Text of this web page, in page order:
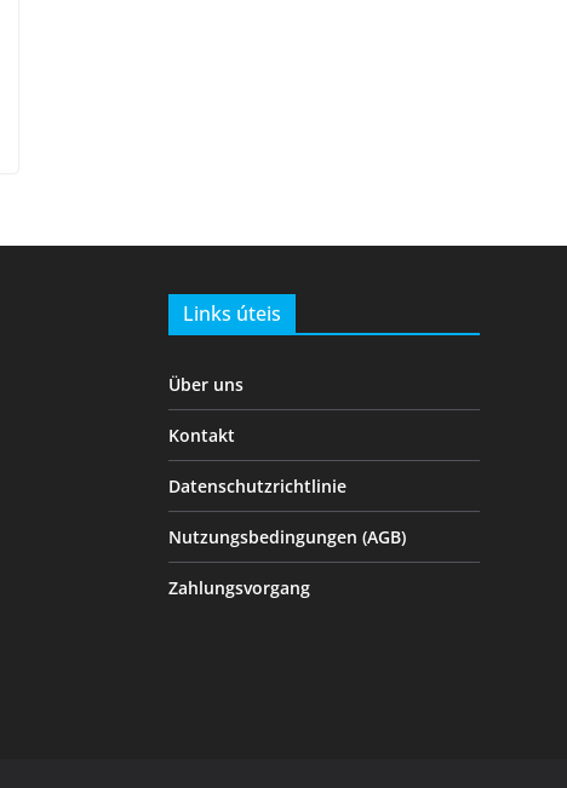
Links úteis
Über uns
Kontakt
Datenschutzrichtlinie
Nutzungsbedingungen (AGB)
Zahlungsvorgang